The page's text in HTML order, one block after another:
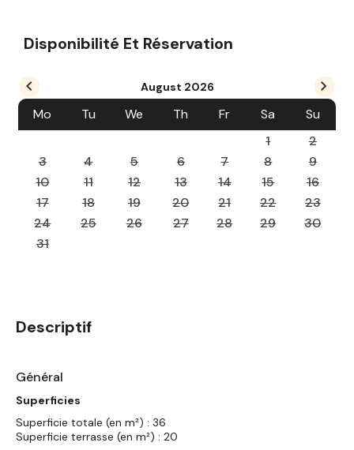
Disponibilité Et Réservation
August 2026
Mo Tu We Th Fr Sa
Su
1
2
3
4 5 6 7 8
9
10
11 12 13 14 15
16
17
18 19 20 21 22
23
24
25 26 27 28 29
30
31
Descriptif
Général
Superficies
Superficie totale (en m²) : 36
Superficie terrasse (en m²) : 20